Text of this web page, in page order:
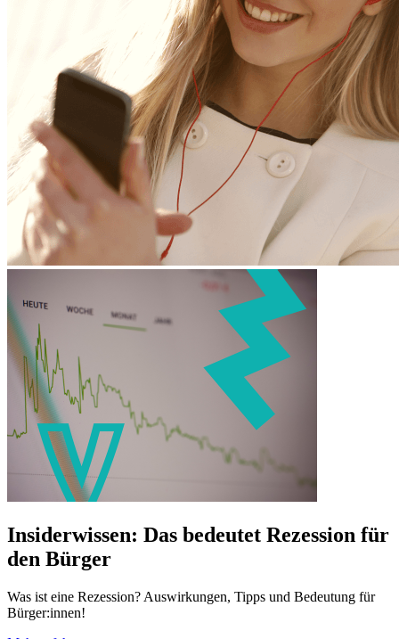
Insiderwissen: Das bedeutet Rezession für
den Bürger
Was ist eine Rezession? Auswirkungen, Tipps und Bedeutung für
Bürger:innen!